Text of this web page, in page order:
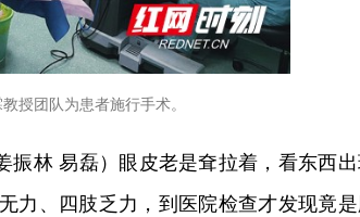
授团队为患者施行手术。
振林 易磊）眼皮老是耷拉着，看东西
力、四肢乏力，到医院检查才发现竟